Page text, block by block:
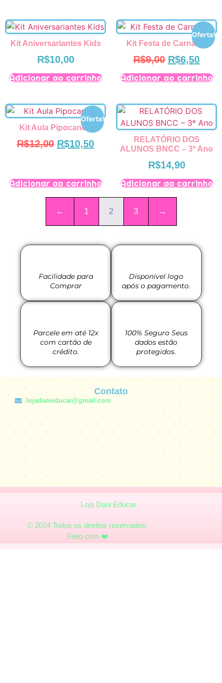
Kit Aniversariantes Kids
R$10,00
Adicionar ao carrinho
Oferta!
Kit Festa de Carnaval
R$9,00 R$6,50
Adicionar ao carrinho
Oferta!
Kit Aula Pipocando
R$12,00 R$10,50
Adicionar ao carrinho
RELATÓRIO DOS
ALUNOS BNCC – 3º Ano
R$14,90
Adicionar ao carrinho
← 1 2 3 →
Facilidade para
Comprar
Disponível logo
após o pagamento.
Parcele em até 12x
com cartão de
crédito.
100% Seguro Seus
dados estão
protegidos.
Contato
lojadanieducar@gmail.com
Loja Dani Educar
© 2024 Todos os direitos reservados.
Feito com ❤️